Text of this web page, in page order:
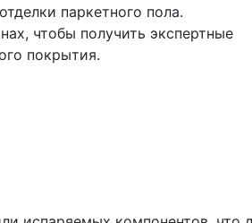
паркетного пола.
чтобы получить экспертные
покрытия.